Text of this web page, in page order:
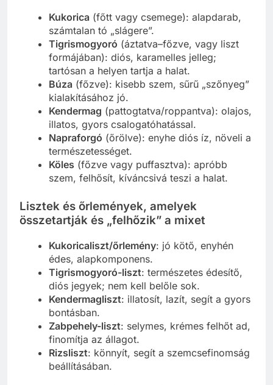
Kukorica (főtt vagy csemege): alapdarab,
számtalan tó „slágere”.
Tigrismogyoró (áztatva–főzve, vagy liszt
formájában): diós, karamelles jelleg;
tartósan a helyen tartja a halat.
Búza (főzve): kisebb szem, sűrű „szőnyeg”
kialakításához jó.
Kendermag (pattogtatva/roppantva): olajos,
illatos, gyors csalogatóhatással.
Napraforgó (őrölve): enyhe diós íz, növeli a
természetességet.
Köles (főzve vagy puffasztva): apróbb
szem, felhősít, kíváncsivá teszi a halat.
Lisztek és őrlemények, amelyek
összetartják és „felhőzik” a mixet
Kukoricaliszt/őrlemény: jó kötő, enyhén
édes, alapkomponens.
Tigrismogyoró-liszt: természetes édesítő,
diós jegyek; nem kell belőle sok.
Kendermagliszt: illatosít, lazít, segít a gyors
bontásban.
Zabpehely-liszt: selymes, krémes felhőt ad,
finomítja az állagot.
Rizsliszt: könnyít, segít a szemcsefinomság
beállításában.